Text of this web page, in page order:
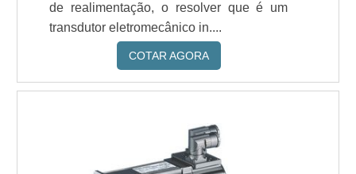
de realimentação, o resolver que é um
transdutor eletromecânico in....
COTAR AGORA